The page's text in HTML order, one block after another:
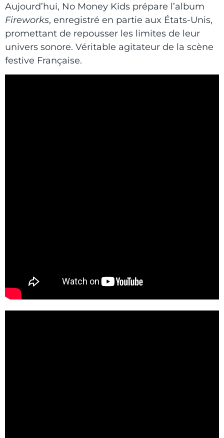
Aujourd’hui, No Money Kids prépare l’album
Fireworks, enregistré en partie aux États-Unis,
promettant de repousser les limites de leur
univers sonore. Véritable agitateur de la scène
festive Française.